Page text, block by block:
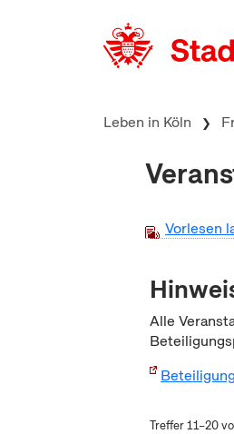
Leben in Köln
Vorlesen
Alle
Treffer 11–20